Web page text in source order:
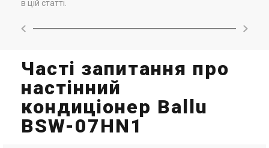
в цій статті.
Часті запитання про
настінний
кондиціонер Ballu
BSW-07HN1